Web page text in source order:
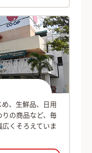
、生鮮品、日用
の商品など、毎
くそろえていま